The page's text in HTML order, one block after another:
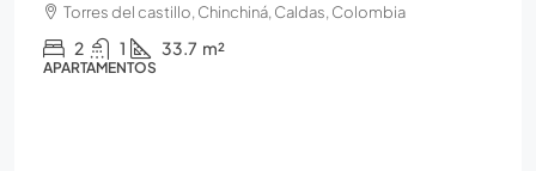
Torres del castillo, Chinchiná, Caldas, Colombia
2 1 33.7 m²
APARTAMENTOS